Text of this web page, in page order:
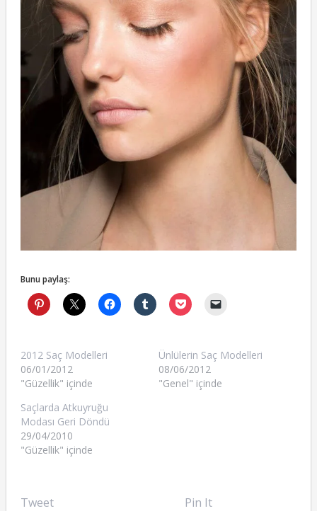
Bunu paylaş:
2012 Saç Modelleri
06/01/2012
"Güzellik" içinde
Ünlülerin Saç Modelleri
08/06/2012
"Genel" içinde
Saçlarda Atkuyruğu
Modası Geri Döndü
29/04/2010
"Güzellik" içinde
Tweet Pin It